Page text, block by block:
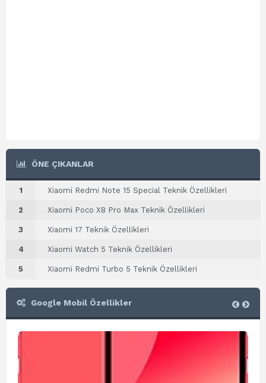
ÖNE ÇIKANLAR
1 Xiaomi Redmi Note 15 Special Teknik Özellikleri
2 Xiaomi Poco X8 Pro Max Teknik Özellikleri
3 Xiaomi 17 Teknik Özellikleri
4 Xiaomi Watch 5 Teknik Özellikleri
5 Xiaomi Redmi Turbo 5 Teknik Özellikleri
Google Mobil Özellikler